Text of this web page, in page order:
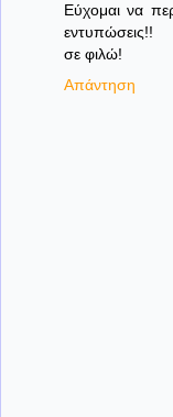
Εύχομαι να
εντυπώσεις!!
σε φιλώ!
Απάντηση